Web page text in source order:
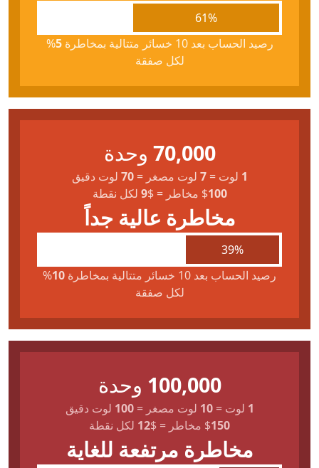
61%
رصيد الحساب بعد 10 خسائر متتالية بمخاطرة
5
%
لكل صفقة
70,000 وحدة
1 لوت=
7 لوت مصغر=
70 لوت دقيق
$100 مخاطر=
$
9 لكل نقطة
مخاطرة عالية جداً
39%
رصيد الحساب بعد 10 خسائر متتالية بمخاطرة
10
%
لكل صفقة
100,000 وحدة
1 لوت=
10 لوت مصغر=
100 لوت دقيق
$150 مخاطر =
$
12 لكل نقطة
مخاطرة مرتفعة للغاية